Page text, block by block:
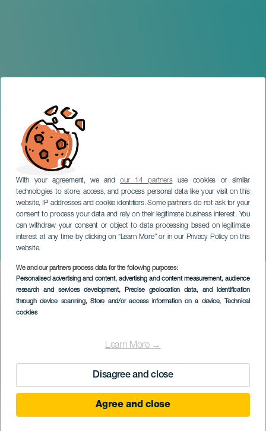
With your agreement, we andour 14 partnersuse cookies or similar
technologies to store, access, and process personal data like your visit on this
website, IP addresses and cookie identifiers. Some partners do not ask for your
consent to process your data and rely on their legitimate business interest. You
can withdraw your consent or object to data processing based on legitimate
interest at any time by clicking on “Learn More” or in our Privacy Policy on this
website.
We and our partners process data for the following purposes:
Personalised advertising and content, advertising and content measurement, audience
research and services development, Precise geolocation data, and identification
through device scanning, Store and/or access information on a device, Technical
cookies
Learn More →
Disagree and close
Agree and close
Carmen Fumero and Dácil
González: "A Ojo"
TENERIFE
Imagen
Listado